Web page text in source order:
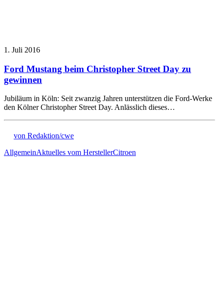
1. Juli 2016
Ford Mustang beim Christopher Street Day zu
gewinnen
Jubiläum in Köln: Seit zwanzig Jahren unterstützen die Ford-Werke
den Kölner Christopher Street Day. Anlässlich dieses…
von Redaktion/cwe
AllgemeinAktuelles vom HerstellerCitroen